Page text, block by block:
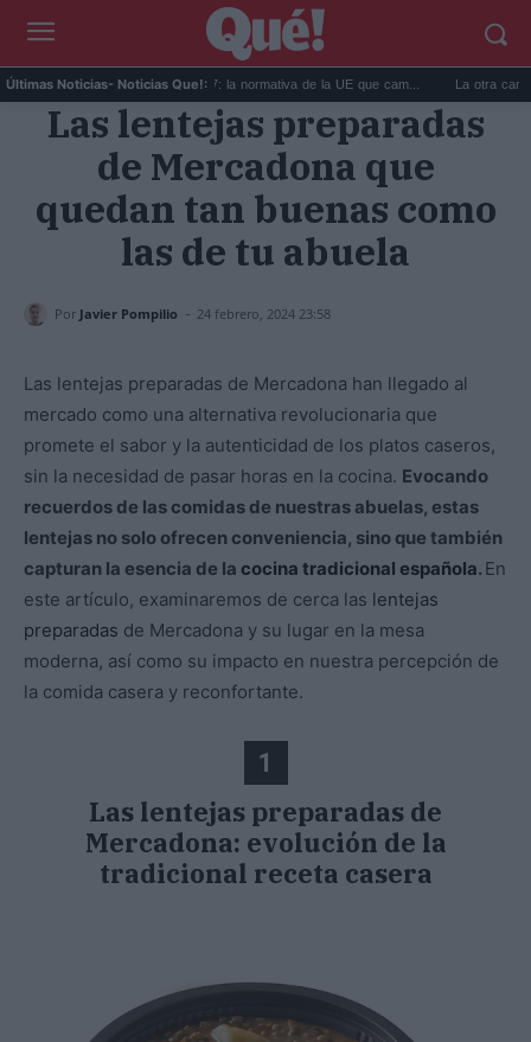
Últimas Noticias- Noticias Que!:
Maleta de mano 2027: la normativa de la UE que cam... La otra cara
Las lentejas preparadas
de Mercadona que
quedan tan buenas como
las de tu abuela
Por Javier Pompilio - 24 febrero, 2024 23:58
Las lentejas preparadas de Mercadona han llegado al
mercado como una alternativa revolucionaria que
promete el sabor y la autenticidad de los platos caseros,
sin la necesidad de pasar horas en la cocina. Evocando
recuerdos de las comidas de nuestras abuelas, estas
lentejas no solo ofrecen conveniencia, sino que también
capturan la esencia de la cocina tradicional española. En
este artículo, examinaremos de cerca las lentejas
preparadas de Mercadona y su lugar en la mesa
moderna, así como su impacto en nuestra percepción de
la comida casera y reconfortante.
1
Las lentejas preparadas de
Mercadona: evolución de la
tradicional receta casera